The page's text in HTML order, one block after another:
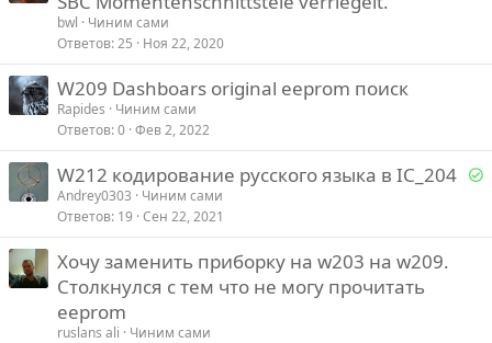
о
bwl
Чиним сами
Ответов 25 Ноя 22, 2020
W209 Dashboars original eeprom поиск
Rapides
Чиним сами
Ответов 0 Фев 2, 2022
Р
е
W212 кодирование русского языка в IC_204
Andrey0303
Чиним сами
Ответов 19 Сен 22, 2021
Хочу заменить приборку на w203 на w209.
Столкнулся с тем что не могу прочитать
eeprom
ruslans ali
Чиним сами